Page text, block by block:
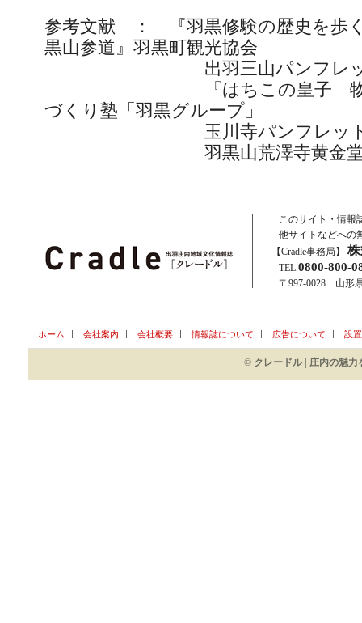
参考文献 ： 『羽黒修験の歴史を歩
黒山参道』羽黒町観光協会
出羽三山パンフレッ
『はちこの皇子 物語
づくり塾「羽黒グループ」
玉川寺パンフレッ
羽黒山荒澤寺黄金堂 パ
このサイト・情
他サイトなどへの
【Cradle事務局】
TEL.0800-800-
〒997-0028 山形
ホーム 会社案内 会社概要 情報誌について 広告について 設
© クレードル | 庄内の魅力